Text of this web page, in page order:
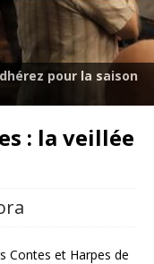
pour la saison
: la veillée
Contes et Harpes de